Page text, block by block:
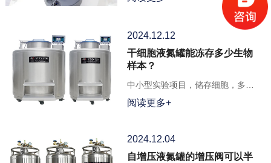
2024.12.12
干细胞液氮罐能冻存多少生物
样本？
中小型实验项目，储存细胞，多会
选择常规型号。
阅读更多+
2024.12.04
自增压液氮罐的增压阀可以半